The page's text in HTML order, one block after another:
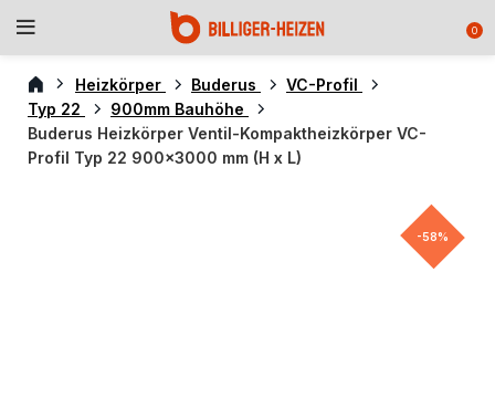
0
Heizkörper Buderus
VC-Profil
Typ 22
900mm Bauhöhe
Buderus Heizkörper Ventil-Kompaktheizkörper VC-
Profil Typ 22 900×3000 mm (H x L)
-58%